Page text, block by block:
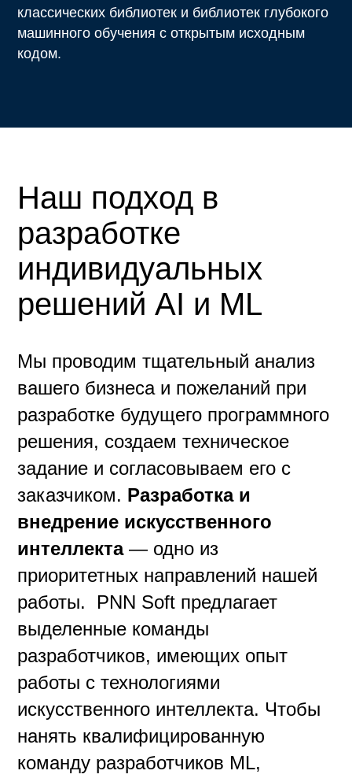
классических библиотек и библиотек глубокого
машинного обучения с открытым исходным
кодом.
Наш подход в
разработке
индивидуальных
решений AI и ML
Мы проводим тщательный анализ
вашего бизнеса и пожеланий при
разработке будущего программного
решения, создаем техническое
задание и согласовываем его с
заказчиком. Разработка и
внедрение искусственного
интеллекта— одно из
приоритетных направлений нашей
работы. PNN Soft предлагает
выделенные команды
разработчиков, имеющих опыт
работы с технологиями
искусственного интеллекта. Чтобы
нанять квалифицированную
команду разработчиков ML,